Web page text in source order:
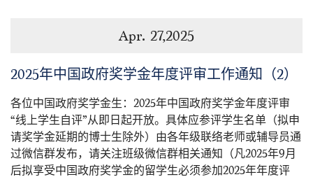
Apr. 27,2025
2025年中国政府奖学金年度评审工作通知（2）
各位中国政府奖学金生：2025年中国政府奖学金年度评审
“线上学生自评”从即日起开放。具体应参评学生名单（拟申
请奖学金延期的博士生除外）由各年级联络老师或辅导员通
过微信群发布，请关注班级微信群相关通知（凡2025年9月
后拟享受中国政府奖学金的留学生必须参加2025年年度评